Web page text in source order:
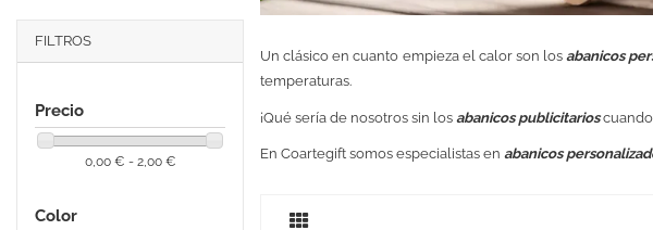
Un clásico en cuanto empieza el calor son losabanicos
temperaturas.
¡Qué sería de nosotros sin los abanicos publicitarios
En Coartegift somos especialistas en abanicos
FILTROS
Precio
0,00 € - 2,00 €
Color